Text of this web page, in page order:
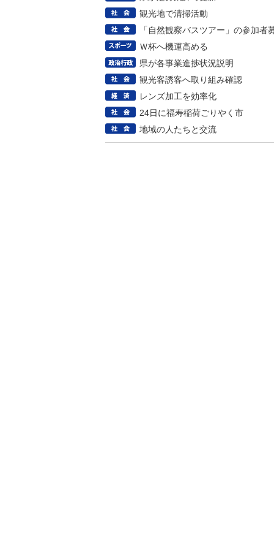
観光地で清掃活動
「自然観察バスツアー」の参加者
Ｗ杯へ機運高める
県が各事業進捗状況説明
観光客誘客へ取り組み確認
レンズ加工を効率化
24日に福寿稲荷ごりやく市
地域の人たちと交流